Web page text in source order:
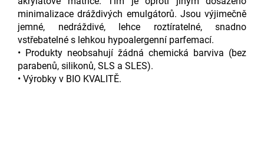
minimalizace dráždivých emulgátorů. Jsou výjimečně
jemné, nedráždivé, lehce roztíratelné, snadno
vstřebatelné s lehkou hypoalergenní parfemací.
• Produkty neobsahují žádná chemická barviva (bez
parabenů, silikonů, SLS a SLES).
• Výrobky v BIO KVALITĚ.